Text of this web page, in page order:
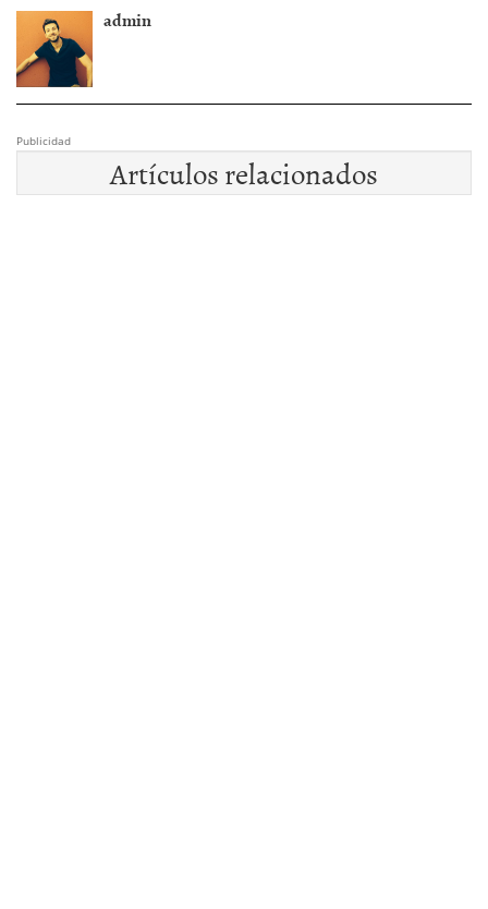
admin
Publicidad
Artículos relacionados